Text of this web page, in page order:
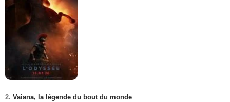
2. Vaiana, la légende du bout du monde